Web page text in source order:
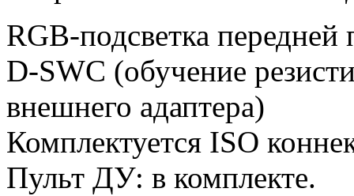
RGB-подсветка
D-SWC (обучение
внешнего адаптера)
Комплектуется ISO
Пульт ДУ: в комплекте.